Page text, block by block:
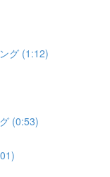
グ (1:12)
(0:53)